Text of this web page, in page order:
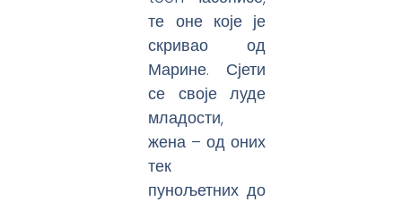
те оне које је
скривао од
Марине. Сјети
се своје луде
младости,
жена – од оних
тек
пунољетних до